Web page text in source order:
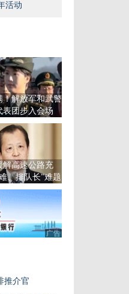
活动
！解放军和武警
表团步入会场
解高速公路充
、排队长”难题
广告
推介官